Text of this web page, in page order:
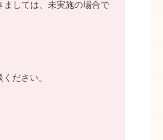
ましては、未実施の場合で
ださい。